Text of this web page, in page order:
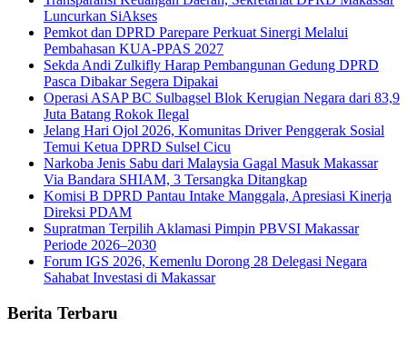
Luncurkan SiAkses
Pemkot dan DPRD Parepare Perkuat Sinergi Melalui
Pembahasan KUA-PPAS 2027
Sekda Andi Zulkifly Harap Pembangunan Gedung DPRD
Pasca Dibakar Segera Dipakai
Operasi ASAP BC Sulbagsel Blok Kerugian Negara dari 83,9
Juta Batang Rokok Ilegal
Jelang Hari Ojol 2026, Komunitas Driver Penggerak Sosial
Temui Ketua DPRD Sulsel Cicu
Narkoba Jenis Sabu dari Malaysia Gagal Masuk Makassar
Via Bandara SHIAM, 3 Tersangka Ditangkap
Komisi B DPRD Pantau Intake Manggala, Apresiasi Kinerja
Direksi PDAM
Supratman Terpilih Aklamasi Pimpin PBVSI Makassar
Periode 2026–2030
Forum IGS 2026, Kemenlu Dorong 28 Delegasi Negara
Sahabat Investasi di Makassar
Berita Terbaru